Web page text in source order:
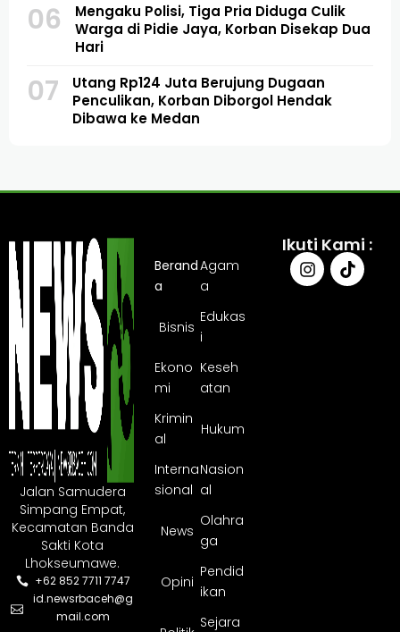
06
Mengaku Polisi, Tiga Pria Diduga Culik
Warga di Pidie Jaya, Korban Disekap Dua
Hari
07
Utang Rp124 Juta Berujung Dugaan
Penculikan, Korban Diborgol Hendak
Dibawa ke Medan
Jalan Samudera
Simpang Empat,
Kecamatan Banda
Sakti Kota
Lhokseumawe.
+62 852 7711 7747
id.newsrbaceh@g
mail.com
Berand
a
Agam
a
Bisnis
Edukas
i
Ekono
mi
Keseh
atan
Krimin
al
Hukum
Interna
sional
Nasion
al
News
Olahra
ga
Opini
Pendid
ikan
Sejara
Ikuti Kami :